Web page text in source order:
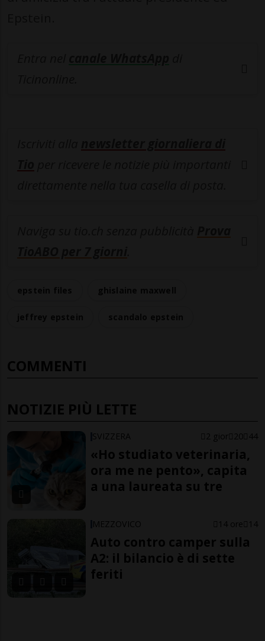
COMMENTI
NOTIZIE PIÙ LETTE
SVIZZERA 2 gior 20 44
«Ho studiato veterinaria,
ora me ne pento», capita
a una laureata su tre
MEZZOVICO 14 ore 14
Auto contro camper sulla
A2: il bilancio è di sette
feriti